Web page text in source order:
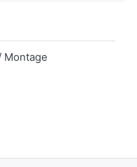
Montage